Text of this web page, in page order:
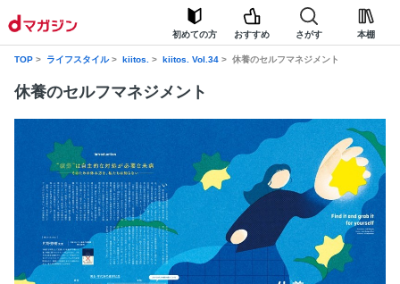
初めての方 おすすめ さがす 本棚
TOP ライフスタイル kiitos. kiitos. Vol.34 休養のセルフマネジメント
休養のセルフマネジメント